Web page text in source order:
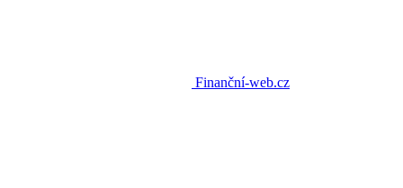
Finanční-web.cz